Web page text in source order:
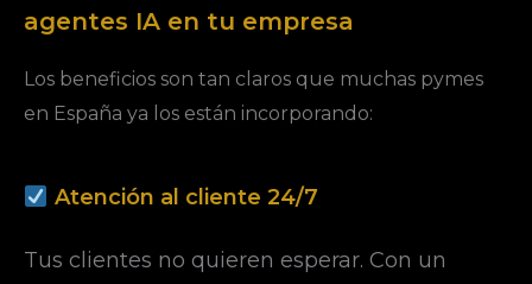
agentes IA en tu empresa
Los beneficios son tan claros que muchas pymes
en España ya los están incorporando:
Atención al cliente 24/7
Tus clientes no quieren esperar. Con un